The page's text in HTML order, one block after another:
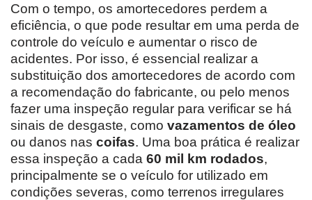
Com o tempo, os amortecedores perdem a
eficiência, o que pode resultar em uma perda de
controle do veículo e aumentar o risco de
acidentes. Por isso, é essencial realizar a
substituição dos amortecedores de acordo com
a recomendação do fabricante, ou pelo menos
fazer uma inspeção regular para verificar se há
sinais de desgaste, como vazamentos de óleo
ou danos nas coifas. Uma boa prática é realizar
essa inspeção a cada 60 mil km rodados,
principalmente se o veículo for utilizado em
condições severas, como terrenos irregulares